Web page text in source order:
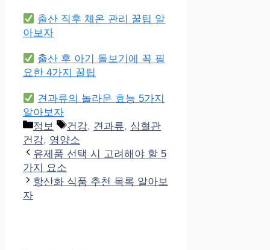
출산 직후 체온 관리 꿀팁 알
아보자
출산 후 아기 돌보기에 꼭 필
요한 4가지 꿀팁
견과류의 놀라운 효능 5가지
알아보자
Categories
정보 Tags
건강, 견과류, 심혈관
건강, 영양소
유제품 선택 시 고려해야 할 5
가지 요소
항산화 식품 추천 목록 알아보
자